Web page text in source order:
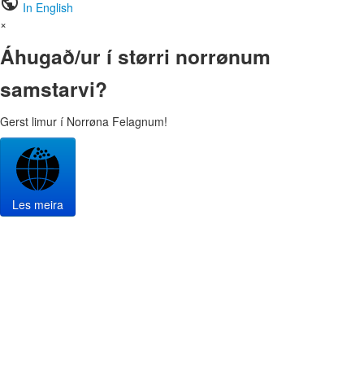
In English
×
Áhugað/ur í størri norrønum
samstarvi?
Gerst limur í Norrøna Felagnum!
Les meira